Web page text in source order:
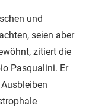
und
seien aber
zitiert die
Pasqualini. Er